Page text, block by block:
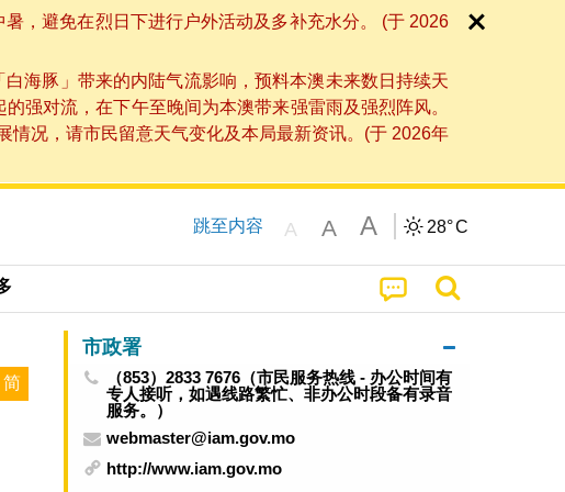
，避免在烈日下进行户外活动及多补充水分。 (于 2026
海豚」带来的内陆气流影响，预料本澳未来数日持续天
强对流，在下午至晚间为本澳带来强雷雨及强烈阵风。
情况，请市民留意天气变化及本局最新资讯。(于 2026年
跳至内容 A A A 28°C
简
市政署
（853）2833 7676（市民服务热线 - 办公时间有
专人接听，如遇线路繁忙、非办公时段备有录音
服务。）
webmaster@iam.gov.mo
http://www.iam.gov.mo